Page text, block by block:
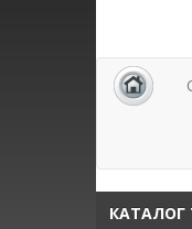
КАТАЛОГ